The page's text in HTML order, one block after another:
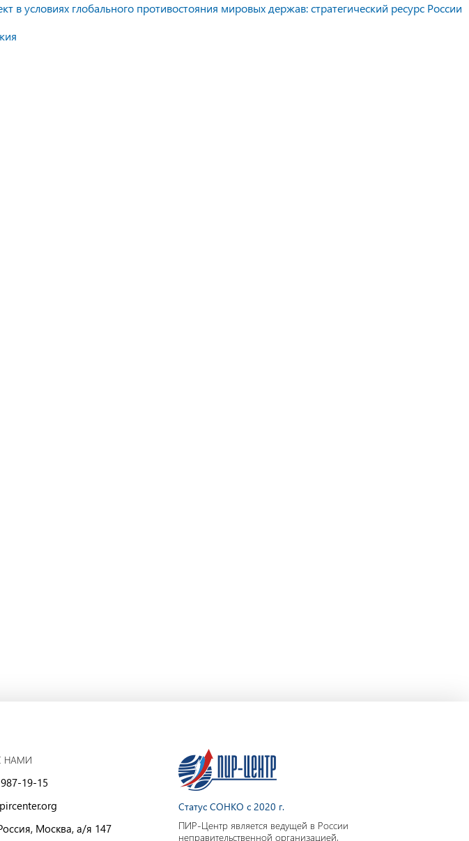
условиях глобального противостояния мировых держав: стратегический ресурс России
НАМИ
19-15
Москва, а/я 147
Статус СОНКО с 2020 г.
ПИР-Центр является ведущей в России
неправительственной организацией,